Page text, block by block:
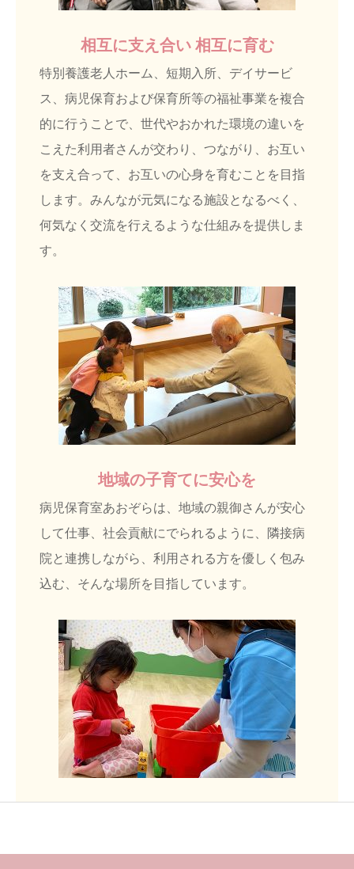
相互に支え合い 相互に育む
特別養護老人ホーム、短期入所、デイサービ
ス、病児保育および保育所等の福祉事業を複合
的に行うことで、世代やおかれた環境の違いを
こえた利用者さんが交わり、つながり、お互い
を支え合って、お互いの心身を育むことを目指
します。みんなが元気になる施設となるべく、
何気なく交流を行えるような仕組みを提供しま
す。
地域の子育てに安心を
病児保育室あおぞらは、地域の親御さんが安心
して仕事、社会貢献にでられるように、隣接病
院と連携しながら、利用される方を優しく包み
込む、そんな場所を目指しています。